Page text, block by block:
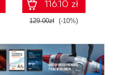
116.10 zł
129.00zł (-10%)